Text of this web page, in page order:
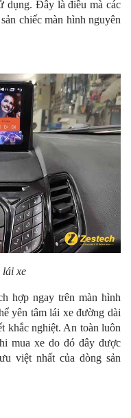
dụng. Đây là điều mà các
chiếc màn hình nguyên
lái xe
hợp ngay trên màn hình
yên tâm lái xe đường dài
khắc nghiệt. An toàn luôn
mua xe do đó đây được
việt nhất của dòng sản